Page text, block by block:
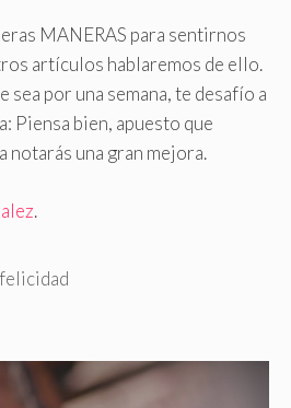
MANERAS para sentirnos
artículos hablaremos de ello.
sea por una semana, te desafío a
Piensa bien, apuesto que
notarás una gran mejora.
.
felicidad